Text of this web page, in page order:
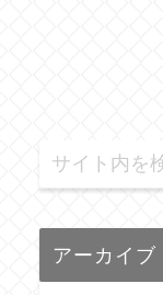
アーカイブ